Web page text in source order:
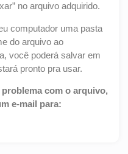
no arquivo adquirido.
computador uma pasta
do arquivo ao
você poderá salvar em
pronto pra usar.
com o arquivo,
e-mail para: